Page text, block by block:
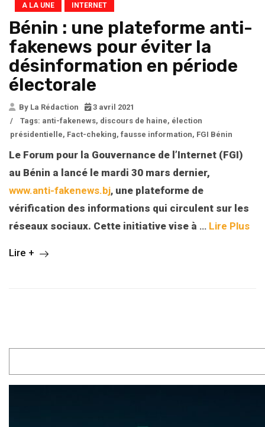
A LA UNE INTERNET
Bénin : une plateforme anti-
fakenews pour éviter la
désinformation en période
électorale
By La Rédaction
3 avril 2021
/
Tags: anti-fakenews, discours de haine, élection
présidentielle, Fact-cheking, fausse information, FGI Bénin
Le Forum pour la Gouvernance de l’Internet (FGI)
au Bénin a lancé le mardi 30 mars dernier,
www.anti-fakenews.bj, une plateforme de
vérification des informations qui circulent sur les
réseaux sociaux. Cette initiative vise à … Lire Plus
Lire +